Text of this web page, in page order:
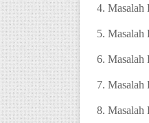
4. Masalah
5. Masalah
6. Masalah
7. Masalah
8. Masalah